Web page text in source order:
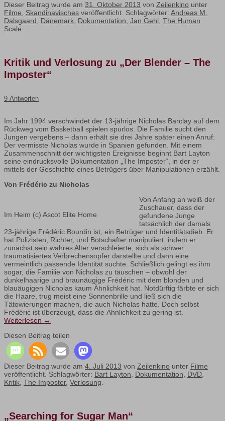
Dieser Beitrag wurde am 31. Oktober 2013 von Zeilenkino unter
Filme, Skandinavisches veröffentlicht. Schlagwörter: Andreas M.
Dalsgaard, Dänemark, Dokumentation, Jan Gehl, The Human
Scale.
Kritik und Verlosung zu „Der Blender – The
Imposter“
9 Antworten
Im Jahr 1994 verschwindet der 13-jährige Nicholas Barclay auf dem
Rückweg vom Basketball spielen spurlos. Die Familie sucht den
Jungen vergebens – dann erhält sie drei Jahre später einen Anruf:
Der vermisste Nicholas wurde in Spanien gefunden. Mit einem
Zusammenschnitt der wichtigsten Ereignisse beginnt Bart Layton
seine eindrucksvolle Dokumentation „The Imposter“, in der er
mittels der Geschichte eines Betrügers über Manipulationen erzählt.
Von Frédéric zu Nicholas
Im Heim (c) Ascot Elite Home
Von Anfang an weiß der
Zuschauer, dass der
gefundene Junge
tatsächlich der damals
23-jährige Frédéric Bourdin ist, ein Betrüger und Identitätsdieb. Er
hat Polizisten, Richter, und Botschafter manipuliert, indem er
zunächst sein wahres Alter verschleierte, sich als schwer
traumatisiertes Verbrechensopfer darstellte und dann eine
vermeintlich passende Identität suchte. Schließlich gelingt es ihm
sogar, die Familie von Nicholas zu täuschen – obwohl der
dunkelhaarige und braunäugige Frédéric mit dem blonden und
blauäugigen Nicholas kaum Ähnlichkeit hat. Notdürftig färbte er sich
die Haare, trug meist eine Sonnenbrille und ließ sich die
Tätowierungen machen, die auch Nicholas hatte. Doch selbst
Frédéric ist überzeugt, dass die Ähnlichkeit zu gering ist.
Weiterlesen →
Diesen Beitrag teilen
Dieser Beitrag wurde am 4. Juli 2013 von Zeilenkino unter Filme
veröffentlicht. Schlagwörter: Bart Layton, Dokumentation, DVD,
Kritik, The Imposter, Verlosung.
„Searching for Sugar Man“